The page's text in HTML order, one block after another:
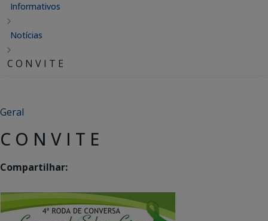
Informativos
Notícias
C O N V I T E
Geral
C O N V I T E
Compartilhar: